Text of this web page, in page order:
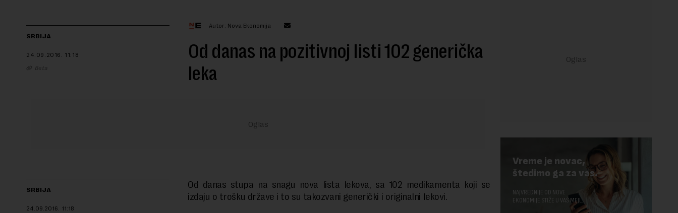
SRBIJA
24.09.2016. 11:18
Beta
Autor: Nova Ekonomija
Od danas na pozitivnoj listi 102 generička
leka
SRBIJA
24.09.2016. 11:18
Od danas stupa na snagu nova lista lekova, sa 102 medikamenta koji se
izdaju o trošku države i to su takozvani generički i originalni lekovi.
Vreme je novac,
štedimo ga za vas.
NAJVREDNIJE OD NOVE
EKONOMIJE STIŽE U VAŠ MEJL.